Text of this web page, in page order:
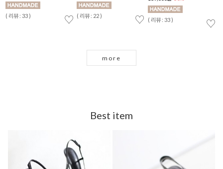
♡
( 리뷰 : 41 ) ♡
134,000원
( 리뷰 : 45 )
Best item